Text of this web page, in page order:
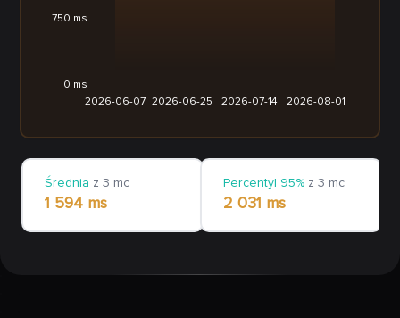
2026-06-07 2026-06-25 2026-07-14 2026-08-01
0 ms
750 ms
Średnia z 3 mc
1 594 ms
Percentyl 95% z 3 mc
2 031 ms